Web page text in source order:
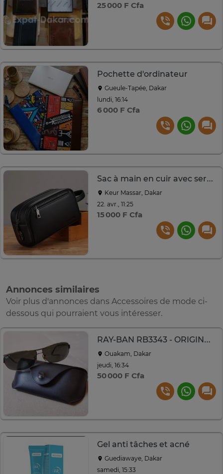
25 000 F Cfa
Pochette d'ordinateur
Gueule-Tapée, Dakar
lundi, 16:14
6 000 F Cfa
Sac à main en cuir avec serrure code
Keur Massar, Dakar
22. avr., 11:25
15 000 F Cfa
Annonces similaires
Voir plus d'annonces dans Accessoires de mode ci-
dessous qui pourraient vous intéresser.
RAY-BAN RB3343 - ORIGINAL / VERRES POLARISÉS
Ouakam, Dakar
jeudi, 16:34
50 000 F Cfa
Gel anti tâches et acné
Guediawaye, Dakar
samedi, 15:33